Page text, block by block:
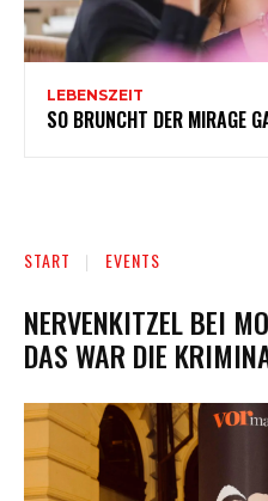
LEBENSZEIT
SO BRUNCHT DER MIRAGE